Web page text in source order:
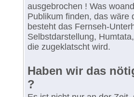
ausgebrochen ! Was
Publikum finden, das wäre
besteht das Fernseh-
Selbstdarstellung,
die zugeklatscht wird.
Haben wir das
?